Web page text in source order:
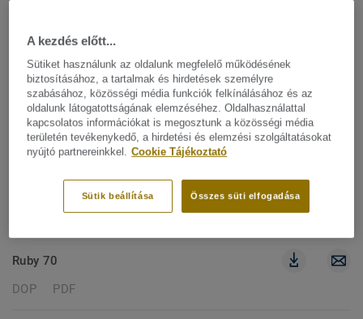
256 dokumentumok
DOP
Szűrők törlése
CLASSIC 40
PDF
Ruby 70
DOP
PDF
A kezdés előtt...
Sütiket használunk az oldalunk megfelelő működésének
biztosításához, a tartalmak és hirdetések személyre
szabásához, közösségi média funkciók felkínálásához és az
oldalunk látogatottságának elemzéséhez. Oldalhasználattal
kapcsolatos információkat is megosztunk a közösségi média
területén tevékenykedő, a hirdetési és elemzési szolgáltatásokat
nyújtó partnereinkkel. Cookie Tájékoztató
Összes süti elfogadása
Sütik beállítása